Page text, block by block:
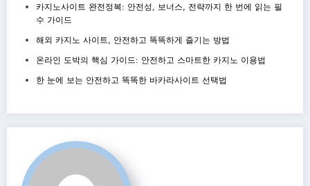
카지노사이트 완전정복: 안전성, 보너스, 전략까지 한 번에 읽는 필
수 가이드
해외 카지노 사이트, 안전하고 똑똑하게 즐기는 방법
온라인 도박의 핵심 가이드: 안전하고 스마트한 카지노 이용법
한 눈에 보는 안전하고 똑똑한 바카라사이트 선택법